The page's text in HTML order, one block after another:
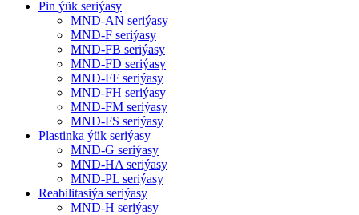
Pin ýük seriýasy
MND-AN seriýasy
MND-F seriýasy
MND-FB seriýasy
MND-FD seriýasy
MND-FF seriýasy
MND-FH seriýasy
MND-FM seriýasy
MND-FS seriýasy
Plastinka ýük seriýasy
MND-G seriýasy
MND-HA seriýasy
MND-PL seriýasy
Reabilitasiýa seriýasy
MND-H seriýasy